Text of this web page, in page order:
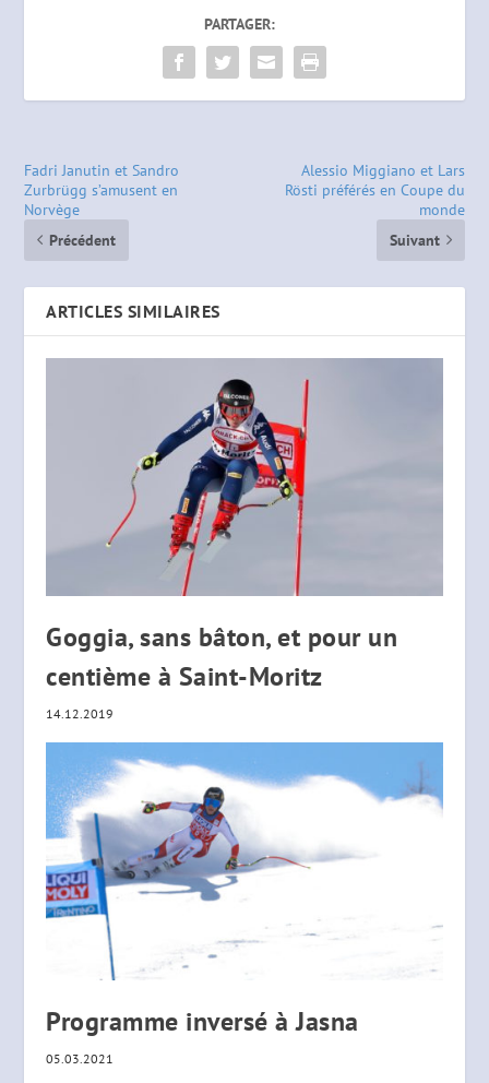
PARTAGER:
Fadri Janutin et Sandro
Zurbrügg s’amusent en
Norvège
Précédent
Alessio Miggiano et Lars
Rösti préférés en Coupe du
monde
Suivant
ARTICLES SIMILAIRES
Goggia, sans bâton, et pour un
centième à Saint-Moritz
14.12.2019
Programme inversé à Jasna
05.03.2021